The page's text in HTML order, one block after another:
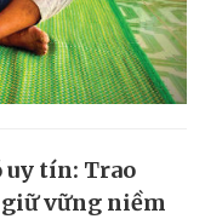
uy tín: Trao
giữ vững niềm